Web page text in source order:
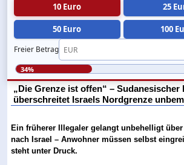
10 Euro
25
50 Euro 100
Freier Betrag
34%
„Die Grenze ist offen“ –
überschreitet Israels Nordgrenze
Ein früherer Illegaler gelangt unbehelligt
nach Israel – Anwohner müssen selbst
steht unter Druck.